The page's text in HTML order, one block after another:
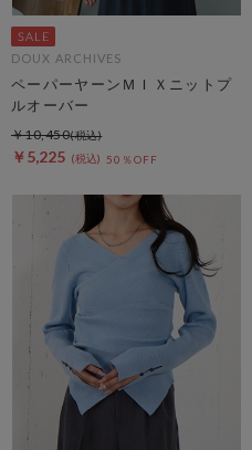
DOUX ARCHIVES
ペーパーヤーンＭＩＸニットプ
ルオーバー
￥5,225 50％OFF
￥10,450